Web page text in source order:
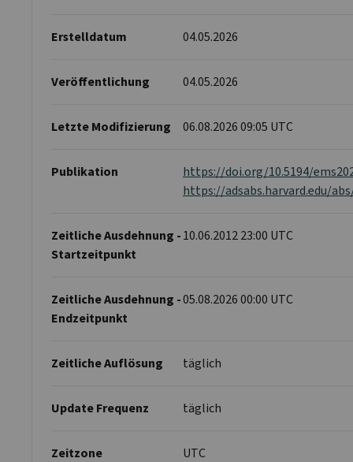
Erstelldatum 04.05.2026
Veröffentlichung 04.05.2026
Letzte Modifizierung 06.08.2026 09:05 UTC
Publikation
https://doi.org/10.5194/
https://adsabs.harvard.edu/abs/
Zeitliche Ausdehnung -
Startzeitpunkt
10.06.2012 23:00 UTC
Zeitliche Ausdehnung -
Endzeitpunkt
05.08.2026 00:00 UTC
Zeitliche Auflösung täglich
Update Frequenz täglich
Zeitzone UTC